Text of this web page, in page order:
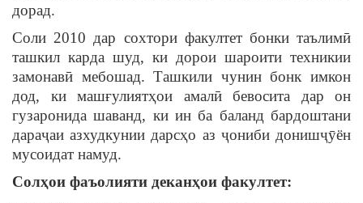
дорад.
Соли 2010 дар сохтори факултет бонки таълимӣ
ташкил карда шуд, ки дорои шароити техникии
замонавӣ мебошад. Ташкили чунин бонк имкон
дод, ки машғулиятҳои амалӣ бевосита дар он
гузаронида шаванд, ки ин ба баланд бардоштани
дараҷаи азхудкунии дарсҳо аз ҷониби донишҷӯён
мусоидат намуд.
Солҳои фаъолияти деканҳои факултет: